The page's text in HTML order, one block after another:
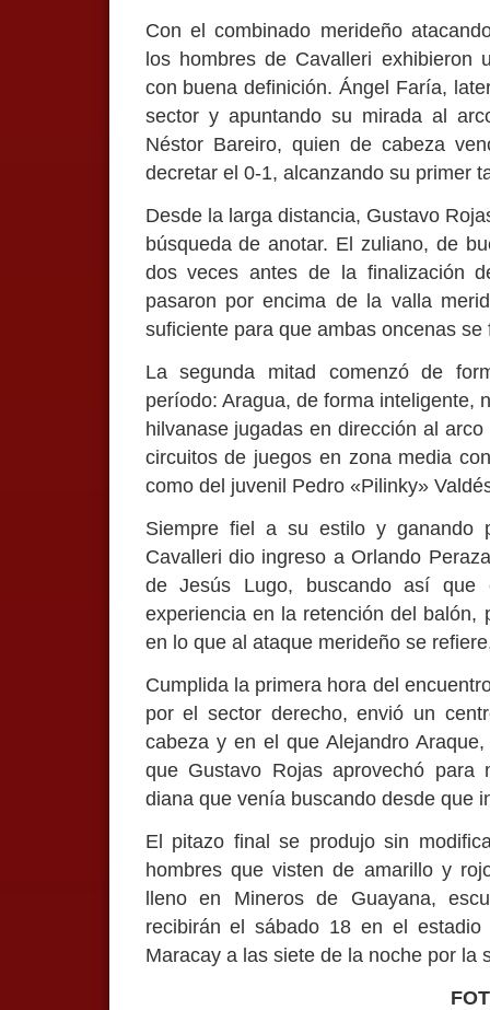
Con el combinado merideño
los hombres de Cavalleri exhibieron
con buena definición. Ángel Faría,
sector y apuntando su mirada al
Néstor Bareiro, quien de cabeza
decretar el 0-1, alcanzando su primer
Desde la larga distancia, Gustavo
búsqueda de anotar. El zuliano, de
dos veces antes de la finalización
pasaron por encima de la valla
suficiente para que ambas oncenas se
La segunda mitad comenzó de
período: Aragua, de forma inteligente,
hilvanase jugadas en dirección al
circuitos de juegos en zona media
como del juvenil Pedro «Pilinky»
Siempre fiel a su estilo y ganando
Cavalleri dio ingreso a Orlando
de Jesús Lugo, buscando así que
experiencia en la retención del balón,
en lo que al ataque merideño se
Cumplida la primera hora del
por el sector derecho, envió un
cabeza y en el que Alejandro
que Gustavo Rojas aprovechó
diana que venía buscando desde que
El pitazo final se produjo sin
hombres que visten de amarillo y
lleno en Mineros de Guayana,
recibirán el sábado 18 en el
Maracay a las siete de la noche por la